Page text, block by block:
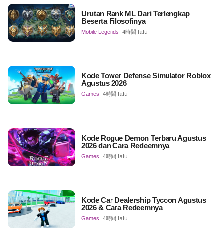
Urutan Rank ML Dari Terlengkap
Beserta Filosofinya
Mobile Legends 4時間 lalu
Kode Tower Defense Simulator Roblox
Agustus 2026
Games 4時間 lalu
Kode Rogue Demon Terbaru Agustus
2026 dan Cara Redeemnya
Games 4時間 lalu
Kode Car Dealership Tycoon Agustus
2026 & Cara Redeemnya
Games 4時間 lalu